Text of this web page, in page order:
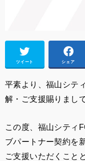
ツイート シェア
平素より、福山シテ
解・ご支援賜りまし
この度、福山シティ
ブパートナー契約を
ご支援いただくこと